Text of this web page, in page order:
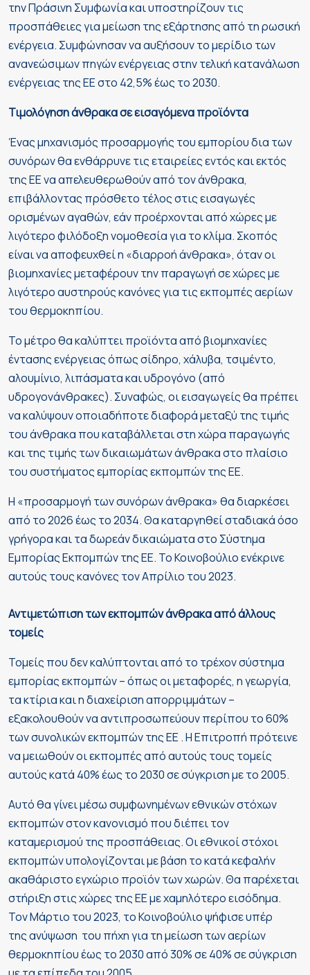
την Πράσινη Συμφωνία και υποστηρίζουν τις
προσπάθειες για μείωση της εξάρτησης από τη ρωσική
ενέργεια. Συμφώνησαν να αυξήσουν το μερίδιο των
ανανεώσιμων πηγών ενέργειας στην τελική κατανάλωση
ενέργειας της ΕΕ στο 42,5% έως το 2030.
Τιμολόγηση άνθρακα σε εισαγόμενα προϊόντα
Ένας μηχανισμός προσαρμογής του εμπορίου δια των
συνόρων θα ενθάρρυνε τις εταιρείες εντός και εκτός
της ΕΕ να απελευθερωθούν από τον άνθρακα,
επιβάλλοντας πρόσθετο τέλος στις εισαγωγές
ορισμένων αγαθών, εάν προέρχονται από χώρες με
λιγότερο φιλόδοξη νομοθεσία για το κλίμα. Σκοπός
είναι να αποφευχθεί η «διαρροή άνθρακα», όταν οι
βιομηχανίες μεταφέρουν την παραγωγή σε χώρες με
λιγότερο αυστηρούς κανόνες για τις εκπομπές αερίων
του θερμοκηπίου.
Το μέτρο θα καλύπτει προϊόντα από βιομηχανίες
έντασης ενέργειας όπως σίδηρο, χάλυβα, τσιμέντο,
αλουμίνιο, λιπάσματα και υδρογόνο (από
υδρογονάνθρακες). Συναφώς, οι εισαγωγείς θα πρέπει
να καλύψουν οποιαδήποτε διαφορά μεταξύ της τιμής
του άνθρακα που καταβάλλεται στη χώρα παραγωγής
και της τιμής των δικαιωμάτων άνθρακα στο πλαίσιο
του συστήματος εμπορίας εκπομπών της ΕΕ.
Η «προσαρμογή των συνόρων άνθρακα» θα διαρκέσει
από το 2026 έως το 2034. Θα καταργηθεί σταδιακά όσο
γρήγορα και τα δωρεάν δικαιώματα στο Σύστημα
Εμπορίας Εκπομπών της ΕΕ. Το Κοινοβούλιο ενέκρινε
αυτούς τους κανόνες τον Απρίλιο του 2023.
Αντιμετώπιση των εκπομπών άνθρακα από άλλους
τομείς
Τομείς που δεν καλύπτονται από το τρέχον σύστημα
εμπορίας εκπομπών – όπως οι μεταφορές, η γεωργία,
τα κτίρια και η διαχείριση απορριμμάτων –
εξακολουθούν να αντιπροσωπεύουν περίπου το 60%
των συνολικών εκπομπών της ΕΕ . Η Επιτροπή πρότεινε
να μειωθούν οι εκπομπές από αυτούς τους τομείς
αυτούς κατά 40% έως το 2030 σε σύγκριση με το 2005.
Αυτό θα γίνει μέσω συμφωνημένων εθνικών στόχων
εκπομπών στον κανονισμό που διέπει τον
καταμερισμού της προσπάθειας. Οι εθνικοί στόχοι
εκπομπών υπολογίζονται με βάση το κατά κεφαλήν
ακαθάριστο εγχώριο προϊόν των χωρών. Θα παρέχεται
στήριξη στις χώρες της ΕΕ με χαμηλότερο εισόδημα.
Τον Μάρτιο του 2023, το Κοινοβούλιο ψήφισε υπέρ
της ανύψωση του πήχη για τη μείωση των αερίων
θερμοκηπίου έως το 2030 από 30% σε 40% σε σύγκριση